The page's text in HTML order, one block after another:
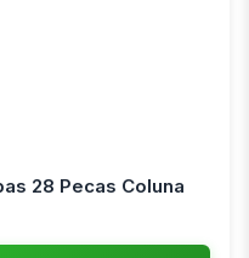
28 Pecas Coluna